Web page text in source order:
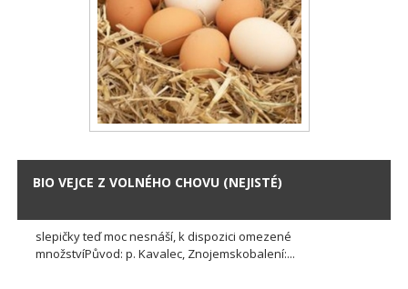
BIO VEJCE Z VOLNÉHO CHOVU (NEJISTÉ)
slepičky teď moc nesnáší, k dispozici omezené
množstvíPůvod: p. Kavalec, Znojemskobalení:...